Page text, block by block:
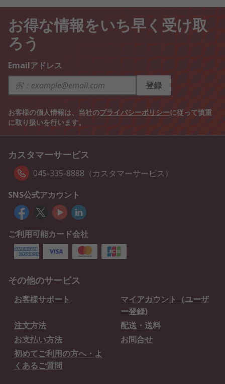
お得な情報をいち早く受け取
ろう
Emailアドレス
登録
お客様の個人情報は、当社のプライバシーポリシーに従って慎重
に取り扱いを行います。
カスタマーサービス
045-335-8888（カスタマーサービス）
SNS公式アカウント
ご利用可能カード会社
その他のサービス
お客様サポート
マイアカウント（ユーザ
ー登録)
注文方法
配送・送料
お支払い方法
お問合せ
初めてご利用の方へ・よ
くあるご質問